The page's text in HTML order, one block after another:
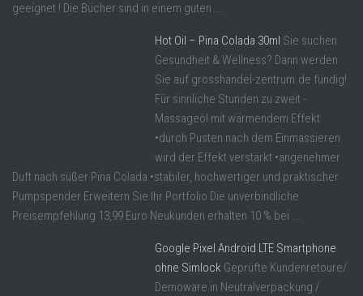
geeignet ! Die Bücher sind in einem guten ...
Hot Oil – Pina Colada 30ml Sie suchen
Gesundheit & Wellness? Dann werden
Sie auf grosshandel-zentrum.de fündig!
Für sinnliche Stunden zu zweit -
Massageöl mit wärmendem Effekt
•durch Pusten nach dem Einmassieren
wird der Effekt verstärkt •angenehmer
Duft nach süßer Pina Colada •stabiler, hochwertiger und praktischer
Pumpspender Erweitern Sie Ihr Portfolio Die unverbindliche
Preisempfehlung 13,99 Euro Neukunden erhalten 10 % bei ...
Google Pixel Android LTE Smartphone
ohne Simlock Geprüfte Kundenretoure/
Demoware in Neutralverpackung /